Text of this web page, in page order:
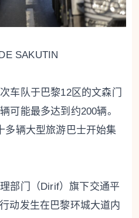
SAKUTIN
车队于巴黎12区的文森门
可能最多达到约200辆。
多辆大型旅游巴士开始集
部门（Dirif）旗下交通平
动发生在巴黎环城大道内